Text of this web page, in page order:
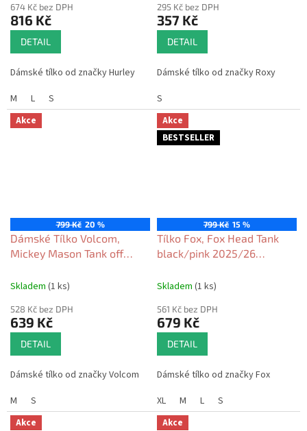
674 Kč bez DPH
816 Kč
DETAIL
Dámské tílko od značky Hurley
M
L S
295 Kč bez DPH
357 Kč
DETAIL
Dámské tílko od značky Roxy
S
Akce
799 Kč 20 %
Dámské Tílko Volcom,
Mickey Mason Tank off
Skladem (1 ks)
528 Kč bez DPH
639 Kč
DETAIL
Dámské tílko od značky Volcom
M
S
Akce
BESTSELLER
799 Kč 15 %
Tílko Fox, Fox Head Tank
black/pink 2025/26
Skladem (1 ks)
561 Kč bez DPH
679 Kč
DETAIL
Dámské tílko od značky Fox
XL
M L S
Akce Akce